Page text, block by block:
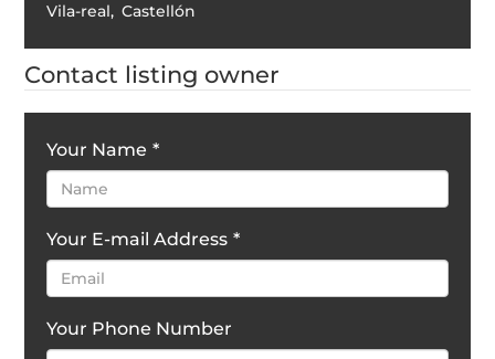
Vila-real, Castellón
Contact listing owner
Your Name *
Your E-mail Address *
Your Phone Number